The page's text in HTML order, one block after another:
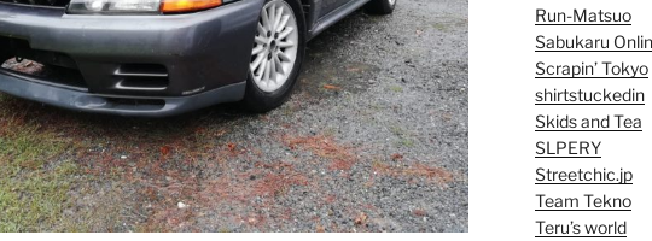
Run-Matsuo
Sabukaru
Scrapin’ Tokyo
shirtstuckedin
Skids and Tea
SLPERY
Streetchic.jp
Team Tekno
Teru’s world